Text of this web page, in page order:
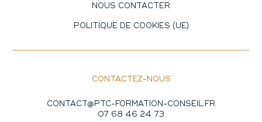
NOUS CONTACTER
POLITIQUE DE COOKIES (UE)
CONTACTEZ-NOUS
CONTACT@PTC-FORMATION-CONSEIL.FR
07 68 46 24 73